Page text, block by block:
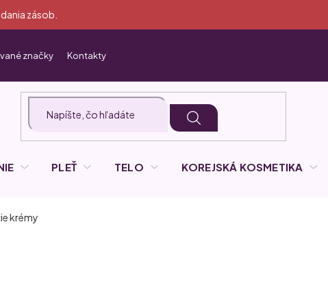
zásob.
značky Kontakty
PLEŤ TELO KOREJSKÁ KOSMETIKA
krémy